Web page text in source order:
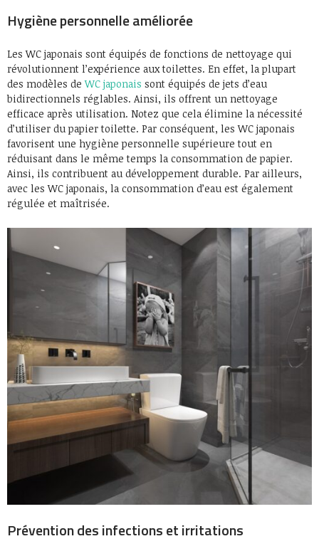
Hygiène personnelle améliorée
Les WC japonais sont équipés de fonctions de nettoyage qui
révolutionnent l’expérience aux toilettes. En effet, la plupart
des modèles deWC japonais sont équipés de jets d’eau
bidirectionnels réglables. Ainsi, ils offrent un nettoyage
efficace après utilisation. Notez que cela élimine la nécessité
d’utiliser du papier toilette. Par conséquent, les WC japonais
favorisent une hygiène personnelle supérieure tout en
réduisant dans le même temps la consommation de papier.
Ainsi, ils contribuent au développement durable. Par ailleurs,
avec les WC japonais, la consommation d’eau est également
régulée et maîtrisée.
Prévention des infections et irritations